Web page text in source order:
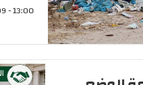
13:00 - 2026/08/09